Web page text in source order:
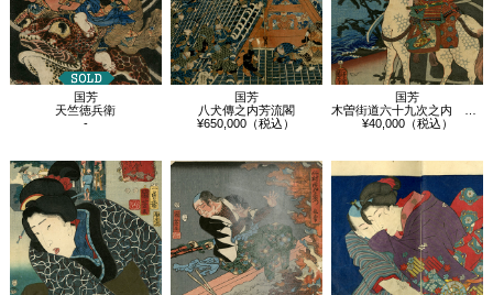
国芳
天竺徳兵衛
-
国芳
八犬傳之内芳流閣
¥650,000（税込）
国芳
木曽街道六十九次之内 熊ヶ谷 小次郎直家
¥40,000（税込）